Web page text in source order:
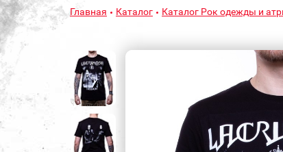
Главная Каталог Каталог Рок одежды и